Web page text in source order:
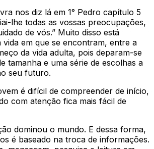
nos diz lá em 1° Pedro capítulo 5
lhe todas as vossas preocupações,
de vós.” Muito disso está
vida em que se encontram, entre a
da vida adulta, pois deparam-se
tamanha e uma série de escolhas a
seu futuro.
é difícil de compreender de início,
com atenção fica mais fácil de
dominou o mundo. E dessa forma,
é baseado na troca de informações.